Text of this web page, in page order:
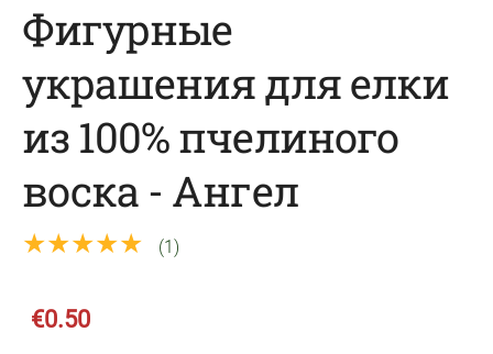
Фигурные
украшения для елки
из 100% пчелиного
воска - Ангел
★★★★★ (1)
€0.50